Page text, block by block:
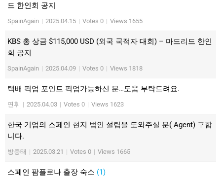
드 한인회 공지
SpainAgain | 2025.04.15 | Votes 0 | Views 1655
KBS 총 상금 $115,000 USD (외국 국적자 대회) – 마드리드 한인
회 공지
SpainAgain | 2025.04.09 | Votes 0 | Views 1818
택배 픽업 포인트 픽업가능하신 분…도움 부탁드려요.
연휘 | 2025.04.03 | Votes 0 | Views 1623
한국 기업의 스페인 현지 법인 설립을 도와주실 분( Agent) 구합
니다.
방종태 | 2025.03.21 | Votes 0 | Views 1665
스페인 팜플로나 출장 숙소 (1)